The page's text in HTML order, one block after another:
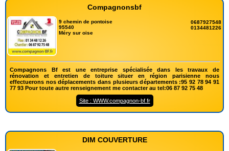
Compagnonsbf
9 chemin de pontoise
95540
Méry sur oise
0687927548
0134481226
Compagnons Bf est une entreprise spécialisée dans les travaux de
rénovation et entretien de toiture situer en région parisienne nous
effectuerons nos déplacements dans plusieurs départements :95 92 78 94 91
77 93 Pour toute autre renseignement me contacter au tel:06 87 92 75 48
Site : WWW.compagnon-bf.fr
DIM COUVERTURE